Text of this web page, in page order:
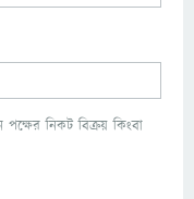
নিকট বিক্রয় কিংবা